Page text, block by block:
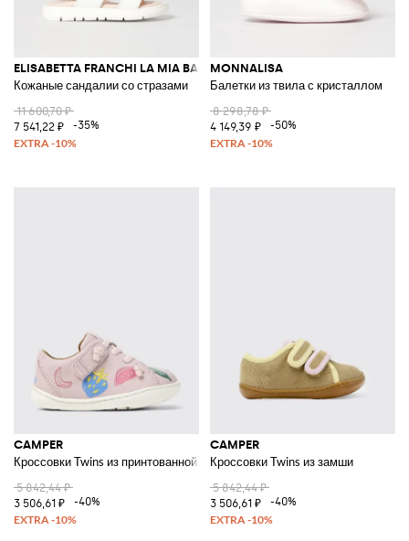
ELISABETTA FRANCHI LA MIA BAMBINA
Кожаные сандалии со стразами
11 600,70 ₽
7 541,22 ₽
-35%
MONNALISA
Балетки из твила с кристаллом
8 298,78 ₽
4 149,39 ₽
-50%
CAMPER
Кроссовки Twins из принтованной кожи
5 842,44 ₽
3 506,61 ₽
-40%
CAMPER
Кроссовки Twins из замши
5 842,44 ₽
3 506,61 ₽
-40%